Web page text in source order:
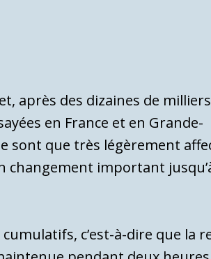
après des dizaines de milliers
en France et en Grande-
sont que très légèrement
changement important
c’est-à-dire que la